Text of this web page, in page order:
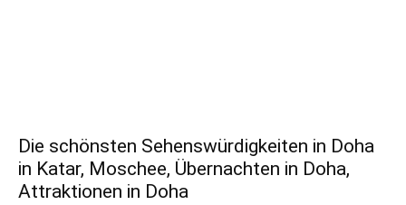
Die schönsten Sehenswürdigkeiten in Doha
in Katar, Moschee, Übernachten in Doha,
Attraktionen in Doha